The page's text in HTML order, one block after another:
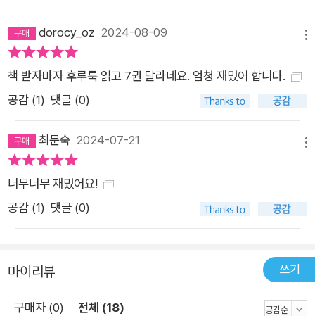
dorocy_oz 2024-08-09
책 받자마자 후루룩 읽고 7권 달라네요. 엄청 재밌어 합니다.
공감 (1) 댓글 (0)
최문숙 2024-07-21
너무너무 재밌어요!
공감 (1) 댓글 (0)
마이리뷰 쓰기
구매자 (0) 전체 (18)